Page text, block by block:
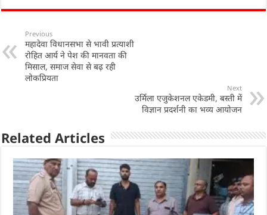
at
s
A
p
p
c
b
o
k
e
dI
n
ar
e
Previous
महादेवा विधानसभा से भावी प्रत्याशी
रोहित आर्य ने पेश की मानवता की
मिसाल, समाज सेवा से बढ़ रही
लोकप्रियता
Next
उर्मिला एजुकेशनल एकेडमी, बस्ती में
विज्ञान प्रदर्शनी का भव्य आयोजन
Related Articles